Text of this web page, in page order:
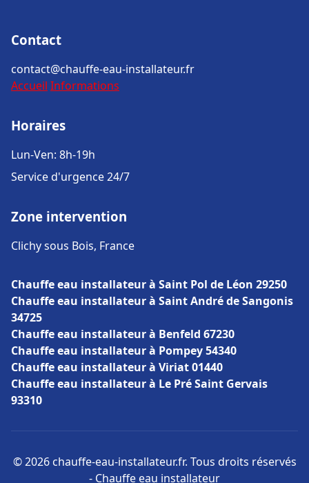
Contact
contact@chauffe-eau-installateur.fr
Accueil Informations
Horaires
Lun-Ven: 8h-19h
Service d'urgence 24/7
Zone intervention
Clichy sous Bois, France
Chauffe eau installateur à Saint Pol de Léon 29250
Chauffe eau installateur à Saint André de Sangonis
34725
Chauffe eau installateur à Benfeld 67230
Chauffe eau installateur à Pompey 54340
Chauffe eau installateur à Viriat 01440
Chauffe eau installateur à Le Pré Saint Gervais
93310
© 2026 chauffe-eau-installateur.fr. Tous droits réservés
- Chauffe eau installateur